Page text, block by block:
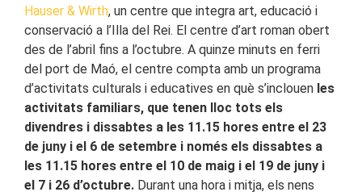
Hauser & Wirth, un centre que integra art, educació i
conservació a l’Illa del Rei. El centre d’art roman obert
des de l’abril fins a l’octubre. A quinze minuts en ferri
del port de Maó, el centre compta amb un programa
d’activitats culturals i educatives en què s’inclouen les
activitats familiars, que tenen lloc tots els
divendres i dissabtes a les 11.15 hores entre el 23
de juny i el 6 de setembre i només els dissabtes a
les 11.15 hores entre el 10 de maig i el 19 de juny i
el 7 i 26 d’octubre. Durant una hora i mitja, els nens